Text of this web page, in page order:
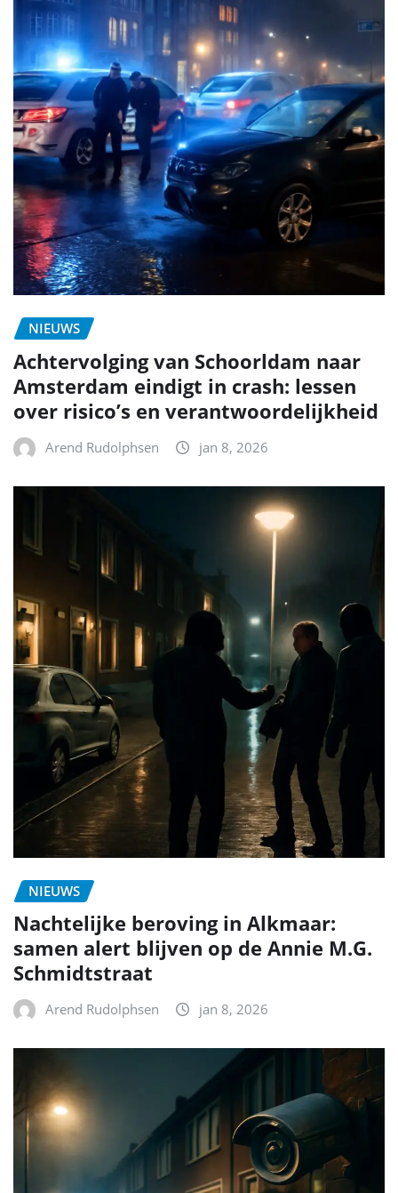
NIEUWS
Achtervolging van Schoorldam naar
Amsterdam eindigt in crash: lessen
over risico’s en verantwoordelijkheid
Arend Rudolphsen jan 8, 2026
NIEUWS
Nachtelijke beroving in Alkmaar:
samen alert blijven op de Annie M.G.
Schmidtstraat
Arend Rudolphsen jan 8, 2026